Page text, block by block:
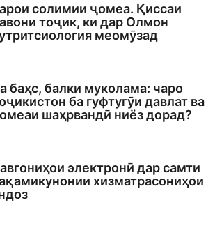
солимии ҷомеа. Қиссаи
тоҷик, ки дар Олмон
меомӯзад
баҳс, балки муколама: чаро
ба гуфтугӯи давлат ва
шаҳрвандӣ ниёз дорад?
электронӣ дар самти
хизматрасониҳои